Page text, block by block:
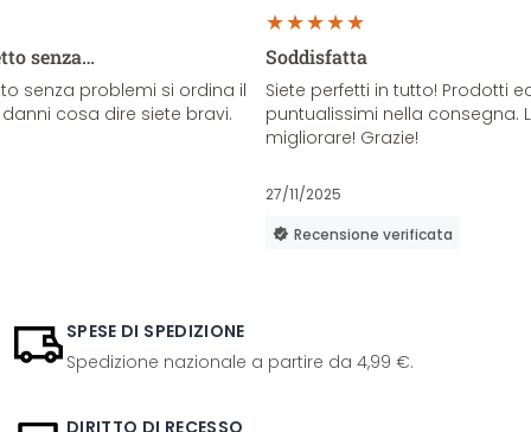
senza…
senza problemi si ordina il
cosa dire siete bravi.
Soddisfatta
Siete perfetti in tutto! Prodotti
puntualissimi nella consegna.
migliorare! Grazie!
27/11/2025
Recensione verificata
SPESE DI SPEDIZIONE
Spedizione nazionale a partire da 4,99 €.
DIRITTO DI RECESSO